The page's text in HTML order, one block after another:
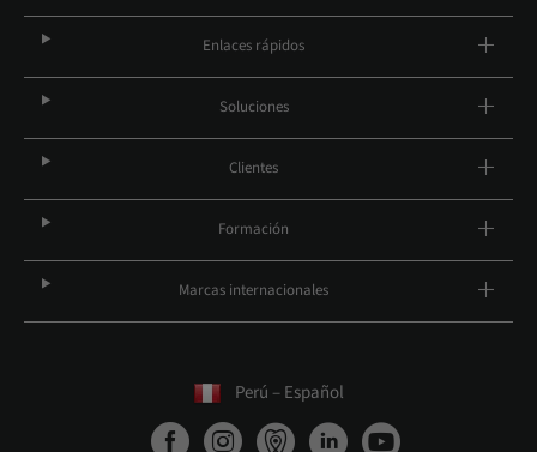
Enlaces rápidos
Soluciones
Clientes
Formación
Marcas internacionales
Perú – Español